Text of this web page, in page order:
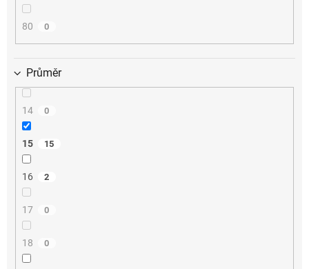
80 0
Průměr
14 0
15 15
16 2
17 0
18 0